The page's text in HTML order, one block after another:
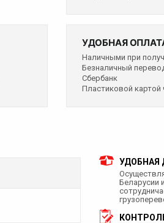
УДОБНАЯ
Наличными при
Безналичный
Сбербанк
Пластиковой картой
УДОБНАЯ
Беларусии